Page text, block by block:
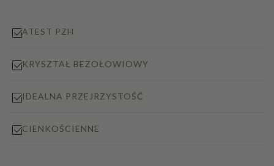
ATEST PZH
KRYSZTAŁ BEZOŁOWIOWY
IDEALNA PRZEJRZYSTOŚĆ
CIENKOŚCIENNE